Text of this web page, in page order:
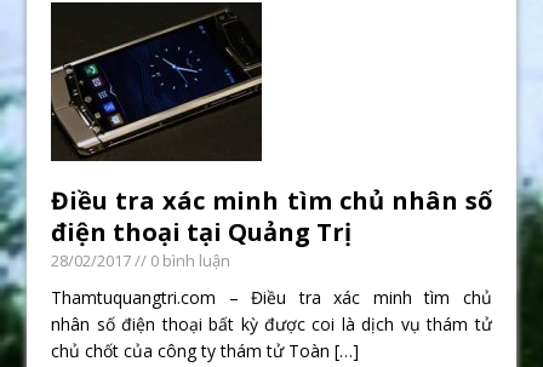
Điều tra xác minh tìm chủ nhân số
điện thoại tại Quảng Trị
28/02/2017// 0 bình luận
Thamtuquangtri.com – Điều tra xác minh tìm chủ
nhân số điện thoại bất kỳ được coi là dịch vụ thám tử
chủ chốt của công ty thám tử Toàn[…]